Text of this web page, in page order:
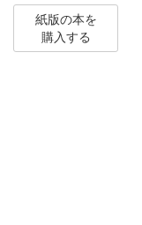
紙版の本を
購入する